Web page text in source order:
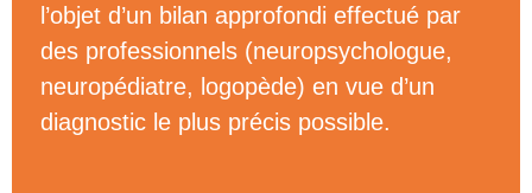
l’objet d’un bilan approfondi effectué par
des professionnels (neuropsychologue,
neuropédiatre, logopède) en vue d’un
diagnostic le plus précis possible.